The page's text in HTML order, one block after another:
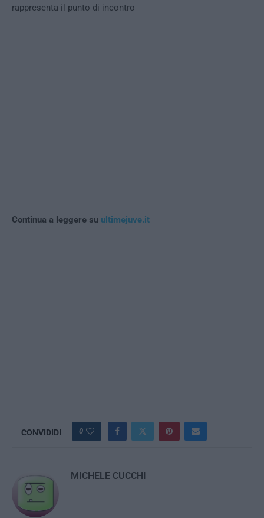
rappresenta il punto di incontro
Continua a leggere su ultimejuve.it
CONVIDIDI 0
MICHELE CUCCHI